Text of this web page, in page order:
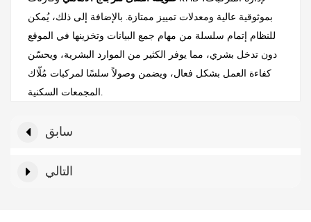
بموثوقية عالية ومعدلات تمييز ممتازة. بالإضافة إلى ذلك، يُمكن
للنظام إتمام سلسلة من مهام جمع البيانات وتخزينها في الموقع
دون تدخل بشري، مما يوفر الكثير من الموارد البشرية، ويحسّن
كفاءة العمل بشكل فعال، ويضمن وصولاً سلسًا لمركبات مُلّاك
المجمعات السكنية.
سابق
التالي